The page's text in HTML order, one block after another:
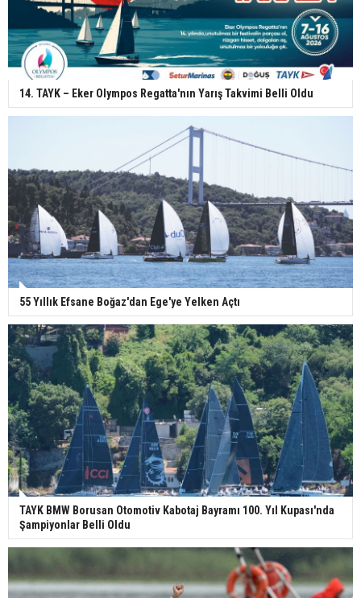
14. TAYK – Eker Olympos Regatta'nın Yarış Takvimi Belli Oldu
55 Yıllık Efsane Boğaz'dan Ege'ye Yelken Açtı
TAYK BMW Borusan Otomotiv Kabotaj Bayramı 100. Yıl Kupası'nda
Şampiyonlar Belli Oldu